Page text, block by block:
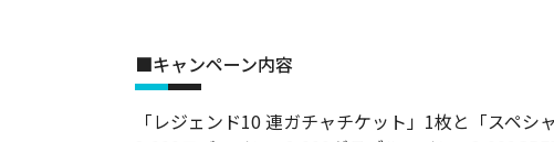
■キャンペーン内容
「レジェンド10 連ガチャチケット」1枚と「スペシ